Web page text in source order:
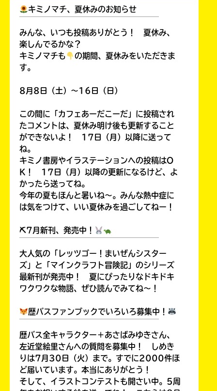
キミノマチ、夏休みのお知らせ
みんな、いつも投稿ありがとう！ 夏休み、
楽しんでるかな？
キミノマチも
の期間、夏休みをいただきま
す。
8月8日（土）～16日（日）
この間に「カフェあーだこーだ」に投稿され
たコメントは、夏休み明け後も更新すること
ができないよ！ 17日（月）以降に送って
ね。
キミノ書房やイラステーションへの投稿はO
K！ 17日（月）以降の更新になるけど、よ
かったら送ってね。
今年の夏もほんと暑いね～。みんな熱中症に
は気をつけて、いい夏休みを過ごしてねー！
⛏7月新刊、発売中！
大人気の「レッツゴー！まいぜんシスター
ズ」と「マインクラフト冒険記」のシリーズ
最新刊が発売中！ 夏にぴったりなドキドキ
ワクワクな物語、ぜひ読んでみてね～！
歴バスファンブックでいろいろ募集中！
歴バス全キャラクター＋あさばみゆきさん、
左近堂絵里さんへの質問を募集中！ しめき
りは7月30日（火）まで。すでに2000件ほ
ど届いています。本当にありがとう！
そして、イラストコンテストも開さい中。5周